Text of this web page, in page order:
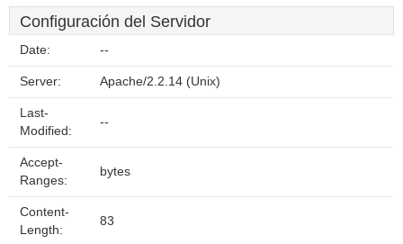
Configuración del Servidor
Date: --
Server: Apache/2.2.14 (Unix)
Last-
Modified:
--
Accept-
Ranges:
bytes
Content-
Length:
83